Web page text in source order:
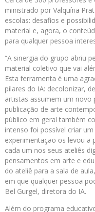
ministrado por Valquíria
escolas: desafios e
material e, agora, o
para qualquer pessoa
“A sinergia do grupo abriu
material coletivo que vai
Esta ferramenta é uma
pilares do IA: decolonizar,
artistas assumem um novo
publicação de arte
público em geral também
intenso foi possível criar
experimentação os levou a
cada um nos seus ateliês
pensamentos em arte e
do ateliê para a sala de
em que qualquer pessoa
Bel Gurgel, diretora do IA.
Além do programa